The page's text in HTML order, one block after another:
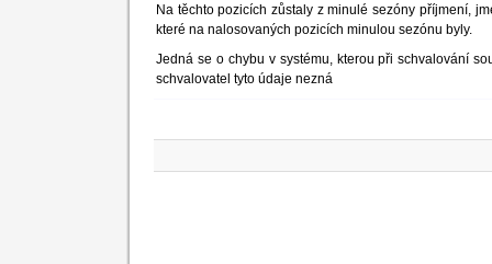
Na těchto pozicích zůstaly z minulé sezóny příjmení,
které na nalosovaných pozicích minulou sezónu byly.
Jedná se o chybu v systému, kterou při schvalování
schvalovatel tyto údaje nezná